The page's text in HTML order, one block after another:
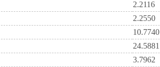
2.2116
2.2550
10.7740
24.5881
3.7962